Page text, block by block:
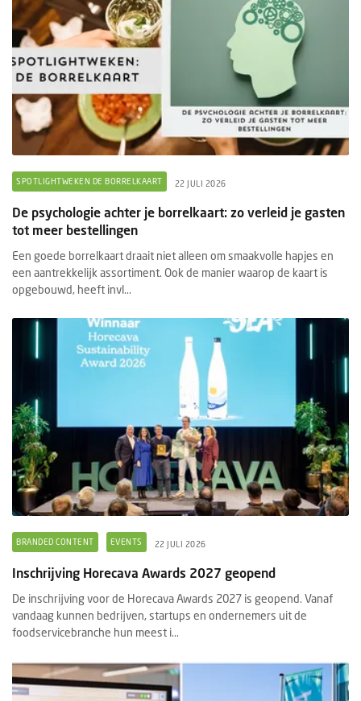
SPOTLIGHTWEKEN DE BORRELKAART 22 JULI 2026
De psychologie achter je borrelkaart: zo verleid je gasten
tot meer bestellingen
Een goede borrelkaart draait niet alleen om smaakvolle hapjes en
een aantrekkelijk assortiment. Ook de manier waarop de kaart is
opgebouwd, heeft invl...
BRANDED CONTENT EVENTS 22 JULI 2026
Inschrijving Horecava Awards 2027 geopend
De inschrijving voor de Horecava Awards 2027 is geopend. Vanaf
vandaag kunnen bedrijven, startups en ondernemers uit de
foodservicebranche hun meest i...